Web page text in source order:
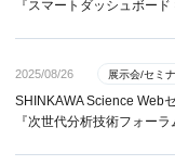
『スマートダッシュボー
2025/08/26 展示会/セミ
SHINKAWA Science Web
『次世代分析技術フォー